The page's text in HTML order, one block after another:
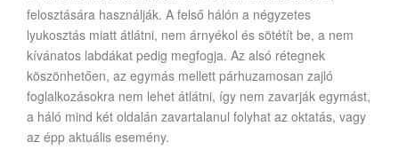
felosztására használják. A felső hálón a négyzetes
lyukosztás miatt átlátni, nem árnyékol és sötétít be, a nem
kívánatos labdákat pedig megfogja. Az alsó rétegnek
köszönhetően, az egymás mellett párhuzamosan zajló
foglalkozásokra nem lehet átlátni, így nem zavarják egymást,
a háló mind két oldalán zavartalanul folyhat az oktatás, vagy
az épp aktuális esemény.